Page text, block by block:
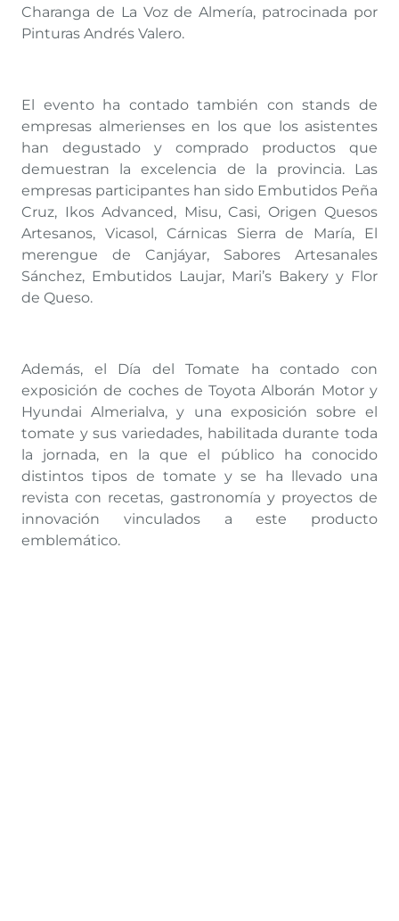
Charanga de La Voz de Almería, patrocinada por
Pinturas Andrés Valero.
El evento ha contado también con stands de
empresas almerienses en los que los asistentes
han degustado y comprado productos que
demuestran la excelencia de la provincia. Las
empresas participantes han sido Embutidos Peña
Cruz, Ikos Advanced, Misu, Casi, Origen Quesos
Artesanos, Vicasol, Cárnicas Sierra de María, El
merengue de Canjáyar, Sabores Artesanales
Sánchez, Embutidos Laujar, Mari’s Bakery y Flor
de Queso.
Además, el Día del Tomate ha contado con
exposición de coches de Toyota Alborán Motor y
Hyundai Almerialva, y una exposición sobre el
tomate y sus variedades, habilitada durante toda
la jornada, en la que el público ha conocido
distintos tipos de tomate y se ha llevado una
revista con recetas, gastronomía y proyectos de
innovación vinculados a este producto
emblemático.